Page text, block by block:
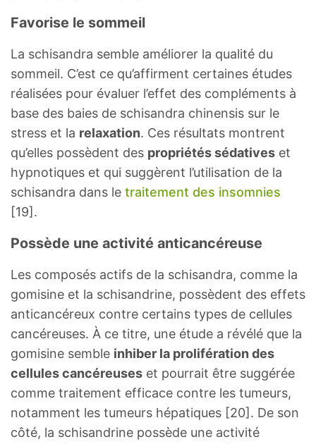
Favorise le sommeil
La schisandra semble améliorer la qualité du
sommeil. C’est ce qu’affirment certaines études
réalisées pour évaluer l’effet des compléments à
base des baies de schisandra chinensis sur le
stress et la relaxation. Ces résultats montrent
qu’elles possèdent des propriétés sédatives et
hypnotiques et qui suggèrent l’utilisation de la
schisandra dans le traitement des insomnies
[19].
Possède une activité anticancéreuse
Les composés actifs de la schisandra, comme la
gomisine et la schisandrine, possèdent des effets
anticancéreux contre certains types de cellules
cancéreuses. À ce titre, une étude a révélé que la
gomisine semble inhiber la prolifération des
cellules cancéreuses et pourrait être suggérée
comme traitement efficace contre les tumeurs,
notamment les tumeurs hépatiques [20]. De son
côté, la schisandrine possède une activité